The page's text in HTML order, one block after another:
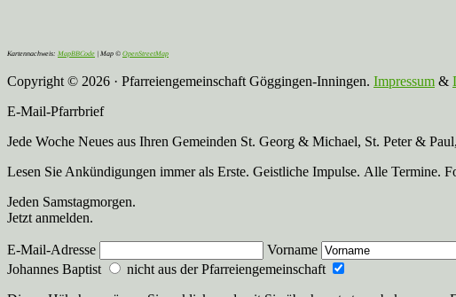
Kartennachweis: MapBBCode | Map © OpenStreetMap
Copyright © 2026 · Pfarreiengemeinschaft Göggingen-Inningen. Impressum &
E-Mail-Pfarrbrief
Jede Woche Neues aus Ihren Gemeinden St. Georg & Michael, St. Peter &
Lesen Sie Ankündigungen immer als Erste. Geistliche Impulse. Alle Termine.
Jeden Samstagmorgen.
Jetzt anmelden.
E-Mail-Adresse Vorname
Johannes Baptist
nicht aus der Pfarreiengemeinschaft